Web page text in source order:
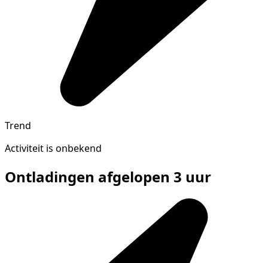
Trend
Activiteit is onbekend
Ontladingen afgelopen 3 uur